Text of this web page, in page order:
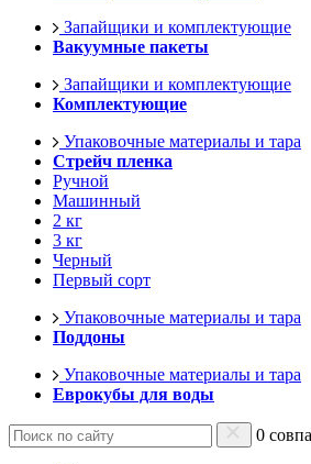
Запайщики и комплектующие
Вакуумные пакеты
Запайщики и комплектующие
Комплектующие
Упаковочные материалы и тара
Стрейч пленка
Ручной
Машинный
2 кг
3 кг
Черный
Первый сорт
Упаковочные материалы и тара
Поддоны
Упаковочные материалы и тара
Еврокубы для воды
0